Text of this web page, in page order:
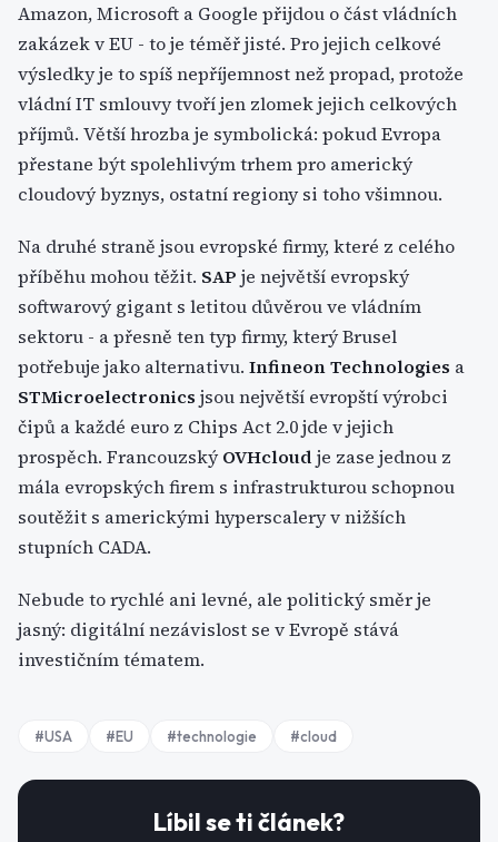
Amazon, Microsoft a Google přijdou o část vládních
zakázek v EU - to je téměř jisté. Pro jejich celkové
výsledky je to spíš nepříjemnost než propad, protože
vládní IT smlouvy tvoří jen zlomek jejich celkových
příjmů. Větší hrozba je symbolická: pokud Evropa
přestane být spolehlivým trhem pro americký
cloudový byznys, ostatní regiony si toho všimnou.
Na druhé straně jsou evropské firmy, které z celého
příběhu mohou těžit. SAP je největší evropský
softwarový gigant s letitou důvěrou ve vládním
sektoru - a přesně ten typ firmy, který Brusel
potřebuje jako alternativu. Infineon Technologies a
STMicroelectronics jsou největší evropští výrobci
čipů a každé euro z Chips Act 2.0 jde v jejich
prospěch. FrancouzskýOVHcloud je zase jednou z
mála evropských firem s infrastrukturou schopnou
soutěžit s americkými hyperscalery v nižších
stupních CADA.
Nebude to rychlé ani levné, ale politický směr je
jasný: digitální nezávislost se v Evropě stává
investičním tématem.
#USA #EU #technologie #cloud
Líbil se ti článek?